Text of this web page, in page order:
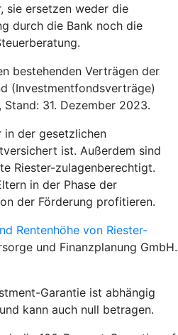
sie ersetzen weder die
durch die Bank noch die
bestehenden Verträgen der
(Investmentfondsverträge)
31. Dezember 2023.
in der gesetzlichen
ist. Außerdem sind
Riester-zulagenberechtigt.
in der Phase der
der Förderung profitieren.
Rentenhöhe von Riester-
und Finanzplanung GmbH.
Garantie ist abhängig
kann auch null betragen.